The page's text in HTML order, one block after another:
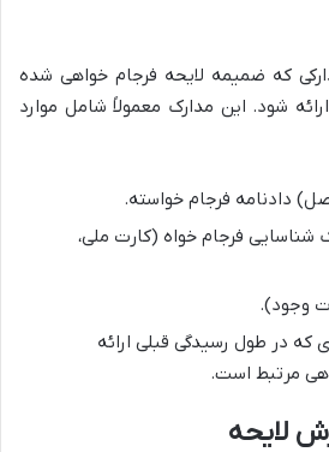
که ضمیمه لایحه فرجام خواهی شده
شود. این مدارک معمولاً شامل موارد
دادنامه فرجام خواسته.
فرجام خواه (کارت ملی،
وجود).
که در طول رسیدگی قبلی ارائه
مرتبط است.
لایحه